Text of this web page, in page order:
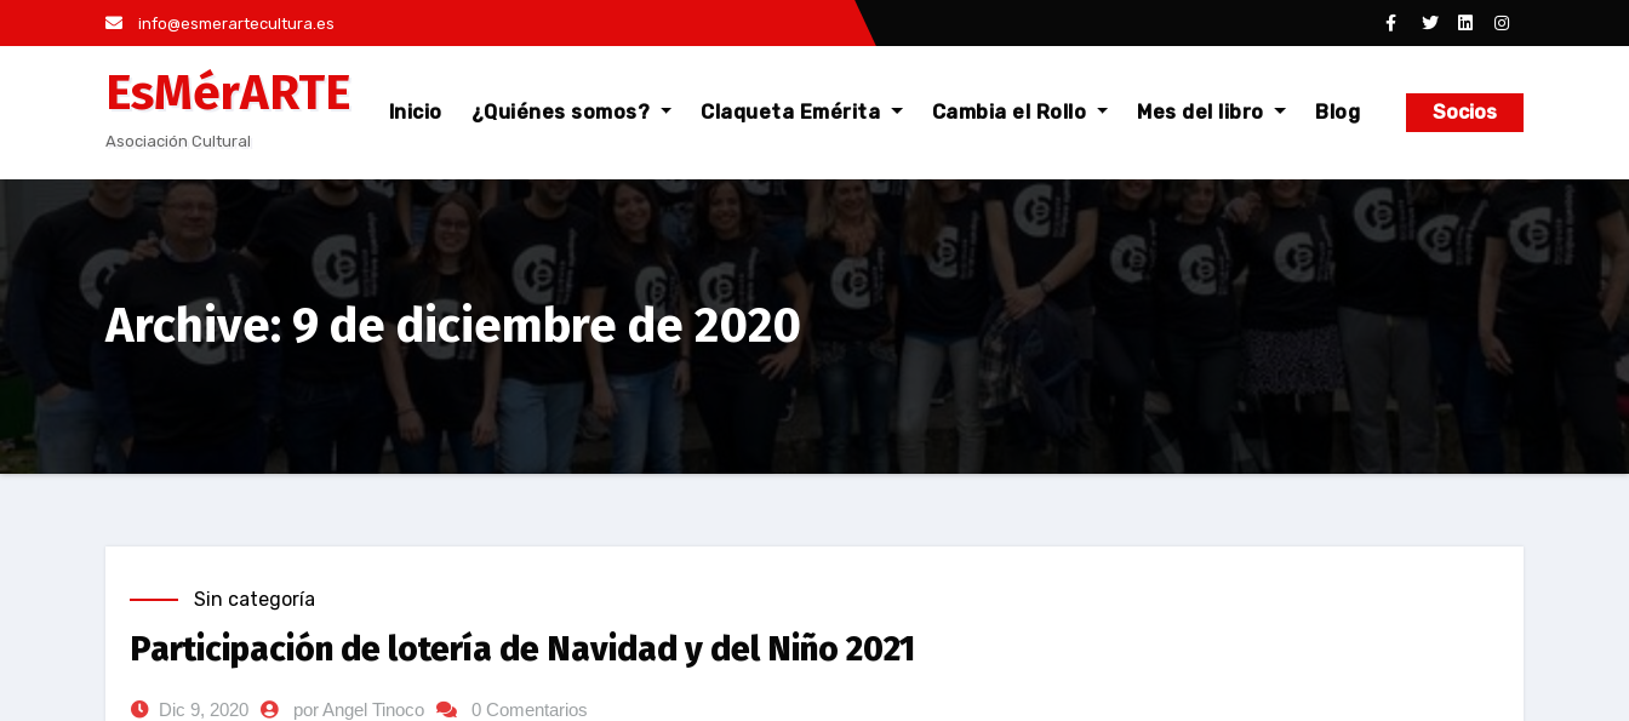
al
info@esmerartecultura.es
EsMérARTE
Asociación Cultural
Inicio ¿Quiénes somos? Claqueta Emérita Cambia el Rollo Mes del libro Blog Socios
Archive: 9 de diciembre de 2020
Sin categoría
Participación de lotería de Navidad y del Niño 2021
Dic 9, 2020 por Angel Tinoco 0 Comentarios